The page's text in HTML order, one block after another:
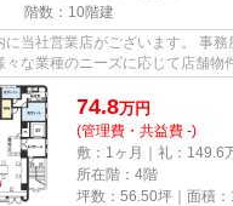
階数：10階建
に当社営業店がございます。 事
な業種のニーズに応じて店舗物
り広告は一切...
74.8万円
(管理費・共益費 -)
敷：1ヶ月｜礼：149.6
所在階：4階
坪数：56.50坪｜面積